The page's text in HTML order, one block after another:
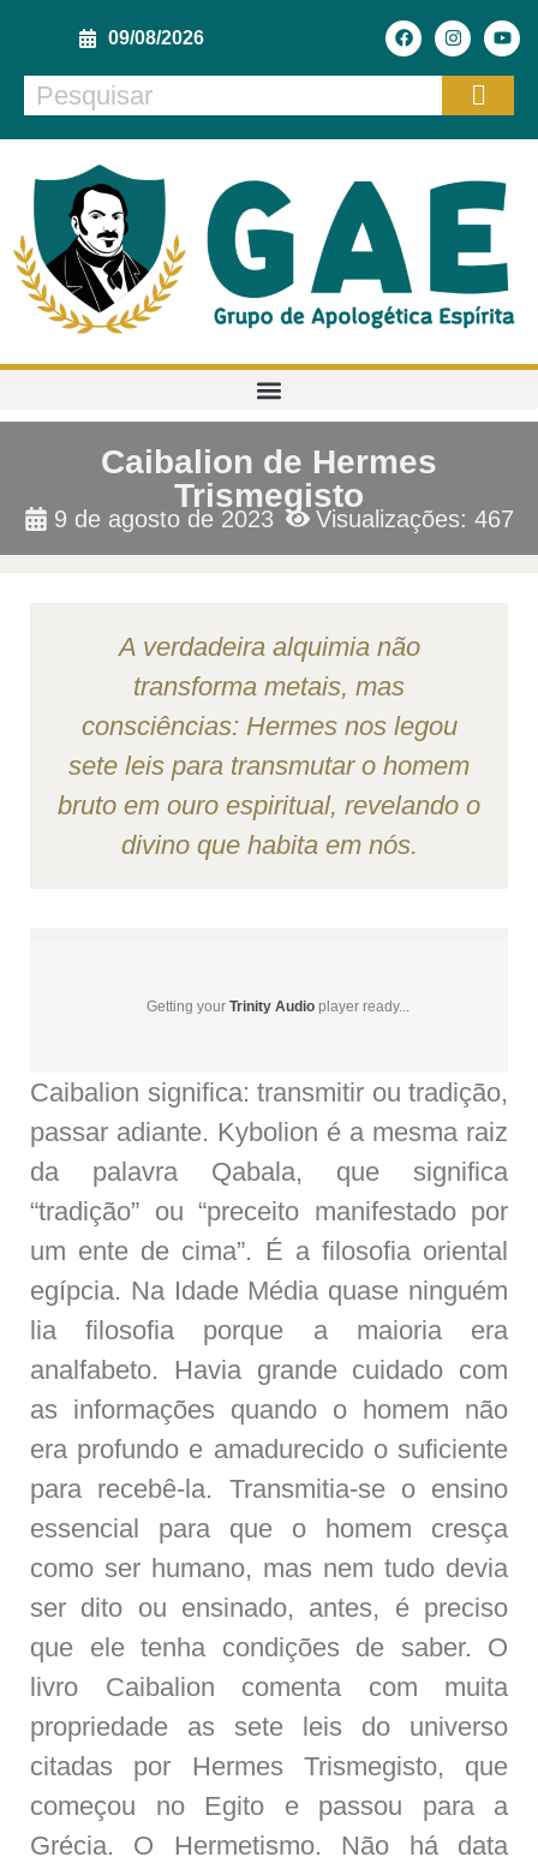
09/08/2026
Caibalion de Hermes
Trismegisto
9 de agosto de 2023 Visualizações: 467
A verdadeira alquimia não
transforma metais, mas
consciências: Hermes nos legou
sete leis para transmutar o homem
bruto em ouro espiritual, revelando o
divino que habita em nós.
Getting your Trinity Audio player ready...
Caibalion significa: transmitir ou tradição,
passar adiante. Kybolion é a mesma raiz
da palavra Qabala, que significa
“tradição” ou “preceito manifestado por
um ente de cima”. É a filosofia oriental
egípcia. Na Idade Média quase ninguém
lia filosofia porque a maioria era
analfabeto. Havia grande cuidado com
as informações quando o homem não
era profundo e amadurecido o suficiente
para recebê-la. Transmitia-se o ensino
essencial para que o homem cresça
como ser humano, mas nem tudo devia
ser dito ou ensinado, antes, é preciso
que ele tenha condições de saber. O
livro Caibalion comenta com muita
propriedade as sete leis do universo
citadas por Hermes Trismegisto, que
começou no Egito e passou para a
Grécia. O Hermetismo. Não há data